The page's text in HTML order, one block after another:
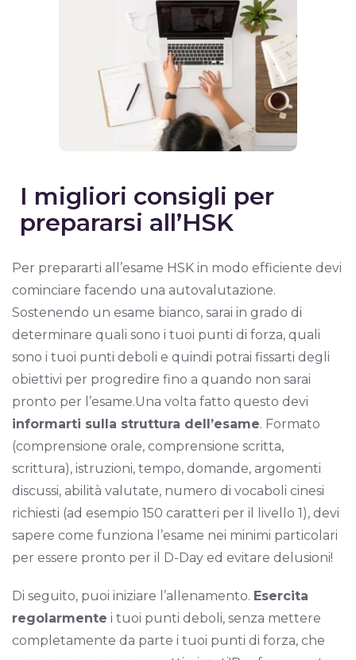
I migliori consigli per
prepararsi all’HSK
Per prepararti all’esame HSK in modo efficiente devi
cominciare facendo una autovalutazione.
Sostenendo un esame bianco, sarai in grado di
determinare quali sono i tuoi punti di forza, quali
sono i tuoi punti deboli e quindi potrai fissarti degli
obiettivi per progredire fino a quando non sarai
pronto per l’esame.Una volta fatto questo devi
informarti sulla struttura dell’esame. Formato
(comprensione orale, comprensione scritta,
scrittura), istruzioni, tempo, domande, argomenti
discussi, abilità valutate, numero di vocaboli cinesi
richiesti (ad esempio 150 caratteri per il livello 1), devi
sapere come funziona l’esame nei minimi particolari
per essere pronto per il D-Day ed evitare delusioni!
Di seguito, puoi iniziare l’allenamento. Esercita
regolarmente i tuoi punti deboli, senza mettere
completamente da parte i tuoi punti di forza, che